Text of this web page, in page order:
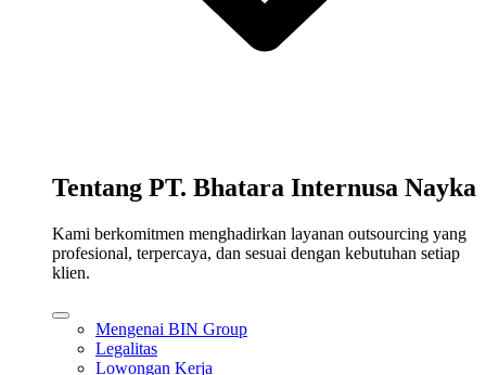
Tentang PT. Bhatara Internusa Nayka
Kami berkomitmen menghadirkan layanan outsourcing yang
profesional, terpercaya, dan sesuai dengan kebutuhan setiap
klien.
Mengenai BIN Group
Legalitas
Lowongan Kerja